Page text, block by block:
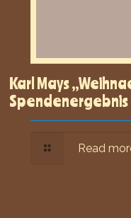
Karl Mays
Read